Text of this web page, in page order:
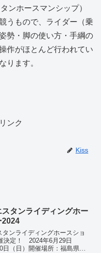
ンホースマンシップ）
うもので、ライダー（乗
勢・脚の使い方・手綱の
作がほとんど行われてい
ります。
ンク
Kiss
スタンライディングホー
2024
タンライディングホースショ
決定！ 2024年6月29日
日（日）開催場所：福島県